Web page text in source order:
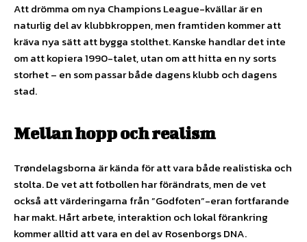
Att drömma om nya Champions League-kvällar är en
naturlig del av klubbkroppen, men framtiden kommer att
kräva nya sätt att bygga stolthet. Kanske handlar det inte
om att kopiera 1990-talet, utan om att hitta en ny sorts
storhet – en som passar både dagens klubb och dagens
stad.
Mellan hopp och realism
Trøndelagsborna är kända för att vara både realistiska och
stolta. De vet att fotbollen har förändrats, men de vet
också att värderingarna från ”Godfoten”-eran fortfarande
har makt. Hårt arbete, interaktion och lokal förankring
kommer alltid att vara en del av Rosenborgs DNA.